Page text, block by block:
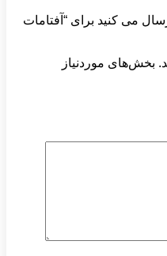
می کنید برای “آفتامات
بخش‌های موردنیاز